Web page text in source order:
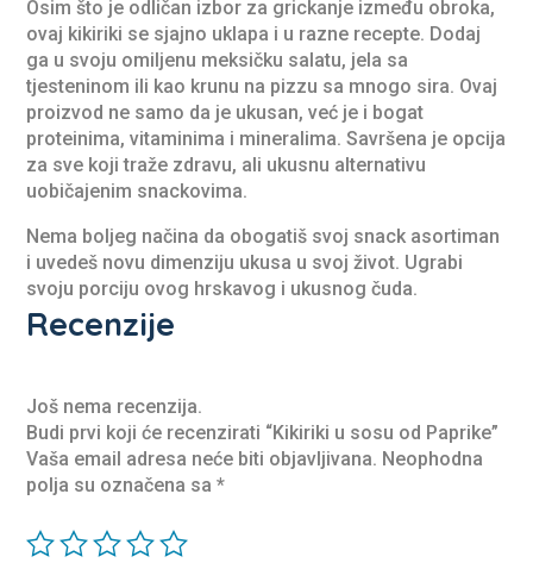
Osim što je odličan izbor za grickanje između obroka,
ovaj kikiriki se sjajno uklapa i u razne recepte. Dodaj
ga u svoju omiljenu meksičku salatu, jela sa
tjesteninom ili kao krunu na pizzu sa mnogo sira. Ovaj
proizvod ne samo da je ukusan, već je i bogat
proteinima, vitaminima i mineralima. Savršena je opcija
za sve koji traže zdravu, ali ukusnu alternativu
uobičajenim snackovima.
Nema boljeg načina da obogatiš svoj snack asortiman
i uvedeš novu dimenziju ukusa u svoj život. Ugrabi
svoju porciju ovog hrskavog i ukusnog čuda.
Recenzije
Još nema recenzija.
Budi prvi koji će recenzirati “Kikiriki u sosu od Paprike”
Vaša email adresa neće biti objavljivana. Neophodna
polja su označena sa*